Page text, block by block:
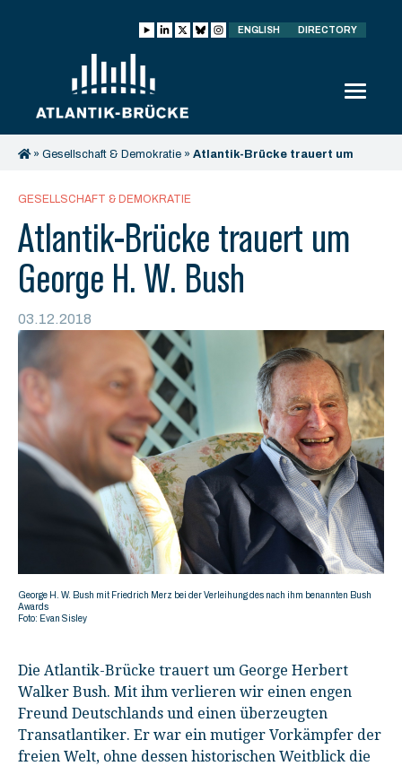
ENGLISH DIRECTORY
» Gesellschaft & Demokratie » Atlantik-Brücke trauert um
GESELLSCHAFT & DEMOKRATIE
Atlantik-Brücke trauert um
George H. W. Bush
03.12.2018
George H. W. Bush mit Friedrich Merz bei der Verleihung des nach ihm benannten Bush
Awards
Foto: Evan Sisley
Die Atlantik-Brücke trauert um George Herbert
Walker Bush. Mit ihm verlieren wir einen engen
Freund Deutschlands und einen überzeugten
Transatlantiker. Er war ein mutiger Vorkämpfer der
freien Welt, ohne dessen historischen Weitblick die